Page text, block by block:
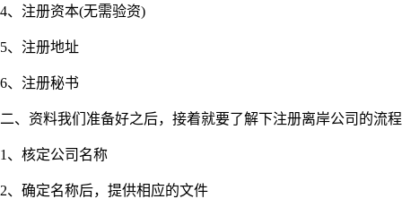
4、注册资本(无需验资)
5、注册地址
6、注册秘书
二、资料我们准备好之后，接着就要了解下注册离岸公司的流
1、核定公司名称
2、确定名称后，提供相应的文件